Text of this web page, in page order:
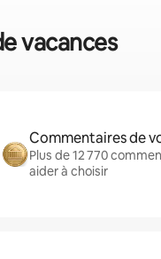
vacances
Commentaires de
Plus de 12 770
aider à choisir